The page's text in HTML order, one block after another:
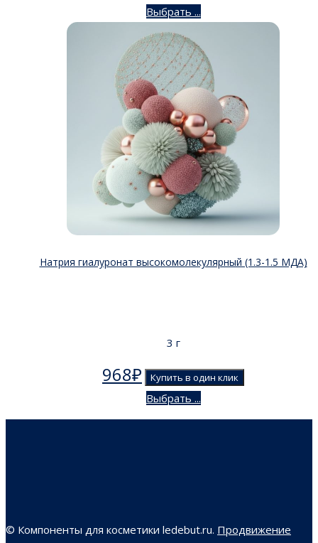
Выбрать ...
Натрия гиалуронат высокомолекулярный (1.3-1.5 МДА)
3 г
968₽ Купить в один клик
Выбрать ...
© Компоненты для косметики ledebut.ru. Продвижение